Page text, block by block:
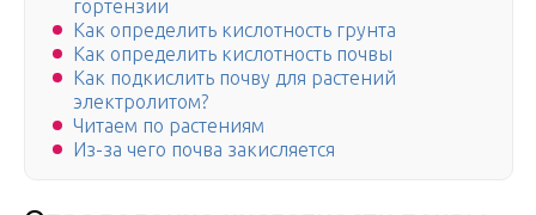
гортензии
Как определить кислотность грунта
Как определить кислотность почвы
Как подкислить почву для растений
электролитом?
Читаем по растениям
Из-за чего почва закисляется